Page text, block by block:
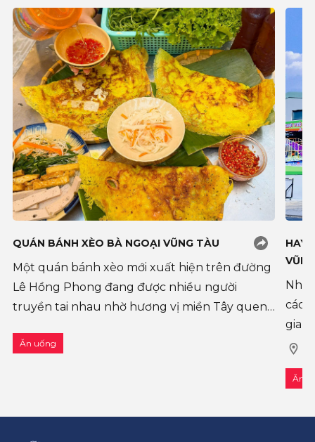
QUÁN BÁNH XÈO BÀ NGOẠI VŨNG TÀU
Một quán bánh xèo mới xuất hiện trên đường
Lê Hồng Phong đang được nhiều người
truyền tai nhau nhờ hương vị miền Tây quen
quá cầu kỳ về không gian, điểm thu hút n
Ăn uống
các
gian
tâm
Ăn